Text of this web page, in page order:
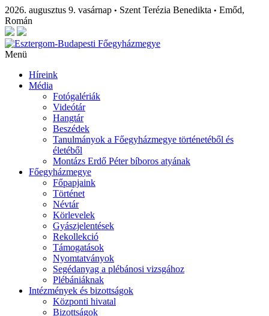
2026. augusztus 9. vasárnap • Szent Terézia Benedikta • Emőd,
Román
Menü
Híreink
Média
Fotógalériák
Videótár
Hangtár
Beszédek
Tanulmányok a Főegyházmegye történetéből és
életéből
Montázs Erdő Péter bíboros atyának
Főegyházmegye
Főpapjaink
Történet
Névtár
Körlevelek
Gyászjelentések
Rekollekció
Támogatások
Nyomtatványok
Segédanyag a plébánosi vizsgához
Plébániáknak
Intézmények és bizottságok
Központi hivatal
Bizottságok